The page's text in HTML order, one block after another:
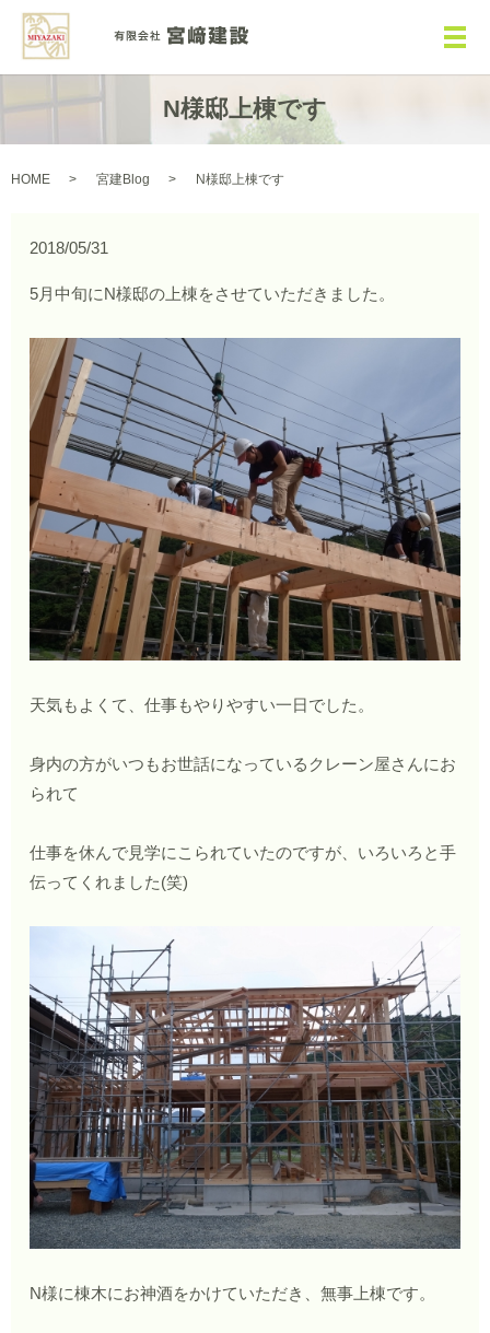
メ
N様邸上棟です
HOME 宮建Blog N様邸上棟です
2018/05/31
5月中旬にN様邸の上棟をさせていただきました。
天気もよくて、仕事もやりやすい一日でした。
身内の方がいつもお世話になっているクレーン屋さんにお
られて
仕事を休んで見学にこられていたのですが、いろいろと手
伝ってくれました(笑)
N様に棟木にお神酒をかけていただき、無事上棟です。